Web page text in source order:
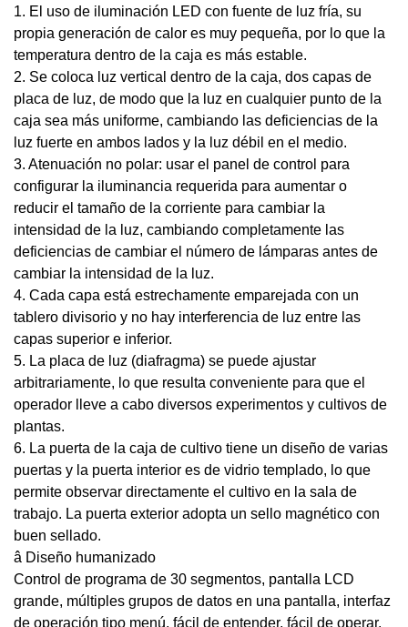
1. El uso de iluminación LED con fuente de luz fría, su
propia generación de calor es muy pequeña, por lo que la
temperatura dentro de la caja es más estable.
2. Se coloca luz vertical dentro de la caja, dos capas de
placa de luz, de modo que la luz en cualquier punto de la
caja sea más uniforme, cambiando las deficiencias de la
luz fuerte en ambos lados y la luz débil en el medio.
3. Atenuación no polar: usar el panel de control para
configurar la iluminancia requerida para aumentar o
reducir el tamaño de la corriente para cambiar la
intensidad de la luz, cambiando completamente las
deficiencias de cambiar el número de lámparas antes de
cambiar la intensidad de la luz.
4. Cada capa está estrechamente emparejada con un
tablero divisorio y no hay interferencia de luz entre las
capas superior e inferior.
5. La placa de luz (diafragma) se puede ajustar
arbitrariamente, lo que resulta conveniente para que el
operador lleve a cabo diversos experimentos y cultivos de
plantas.
6. La puerta de la caja de cultivo tiene un diseño de varias
puertas y la puerta interior es de vidrio templado, lo que
permite observar directamente el cultivo en la sala de
trabajo. La puerta exterior adopta un sello magnético con
buen sellado.
â Diseño humanizado
Control de programa de 30 segmentos, pantalla LCD
grande, múltiples grupos de datos en una pantalla, interfaz
de operación tipo menú, fácil de entender, fácil de operar.